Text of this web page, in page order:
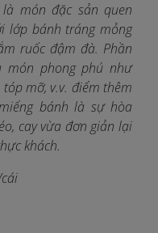
món đặc sản quen
lớp bánh tráng mỏng
ruốc đậm đà. Phần
món phong phú như
mỡ, v.v. điểm thêm
bánh là sự hòa
cay vừa đơn giản lại
khách.